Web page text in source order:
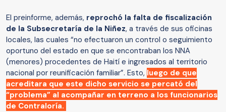
El preinforme, además, reprochó la falta de fiscalización
de la Subsecretaría de la Niñez, a través de sus oficinas
locales, las cuales “no efectuaron un control o seguimiento
oportuno del estado en que se encontraban los NNA
(menores) procedentes de Haití e ingresados al territorio
nacional por reunificación familiar”. Esto, luego de que
acreditara que este dicho servicio se percató del
“problema” al acompañar en terreno a los funcionarios
de Contraloría.